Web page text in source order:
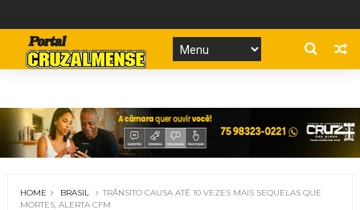
HOME BRASIL
TRÂNSITO CAUSA ATÉ 10 VEZES MAIS SEQUELAS QUE
MORTES, ALERTA CFM